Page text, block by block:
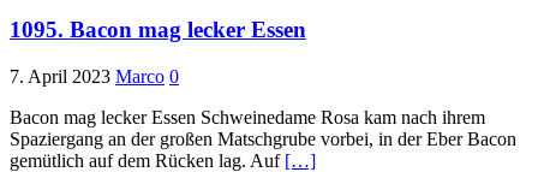
1095. Bacon mag lecker Essen
7. April 2023 Marco 0
Bacon mag lecker Essen Schweinedame Rosa kam nach ihrem
Spaziergang an der großen Matschgrube vorbei, in der Eber Bacon
gemütlich auf dem Rücken lag. Auf […]